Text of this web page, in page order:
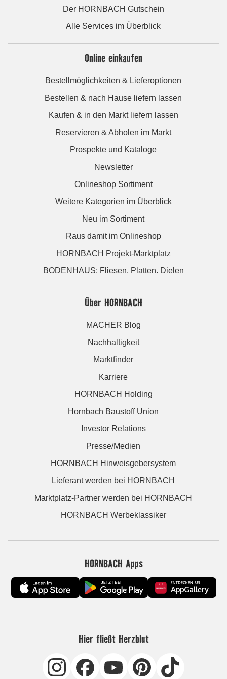
Der HORNBACH Gutschein
Alle Services im Überblick
Online einkaufen
Bestellmöglichkeiten & Lieferoptionen
Bestellen & nach Hause liefern lassen
Kaufen & in den Markt liefern lassen
Reservieren & Abholen im Markt
Prospekte und Kataloge
Newsletter
Onlineshop Sortiment
Weitere Kategorien im Überblick
Neu im Sortiment
Raus damit im Onlineshop
HORNBACH Projekt-Marktplatz
BODENHAUS: Fliesen. Platten. Dielen
Über HORNBACH
MACHER Blog
Nachhaltigkeit
Marktfinder
Karriere
HORNBACH Holding
Hornbach Baustoff Union
Investor Relations
Presse/Medien
HORNBACH Hinweisgebersystem
Lieferant werden bei HORNBACH
Marktplatz-Partner werden bei HORNBACH
HORNBACH Werbeklassiker
HORNBACH Apps
Hier fließt Herzblut